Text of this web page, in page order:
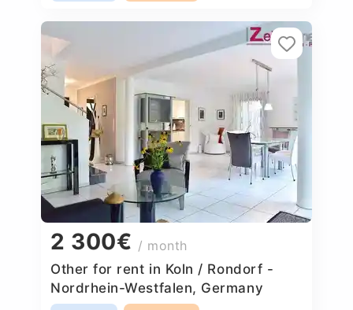
2 300€ / month
Other for rent in Koln / Rondorf -
Nordrhein-Westfalen, Germany